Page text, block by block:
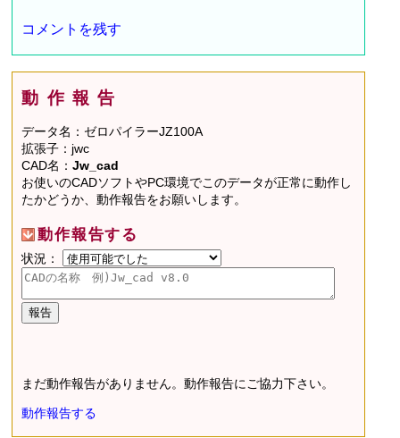
コメントを残す
動作報告
データ名：ゼロパイラーJZ100A
拡張子：jwc
CAD名：Jw_cad
お使いのCADソフトやPC環境でこのデータが正常に動作し
たかどうか、動作報告をお願いします。
動作報告する
状況：
まだ動作報告がありません。動作報告にご協力下さい。
動作報告する